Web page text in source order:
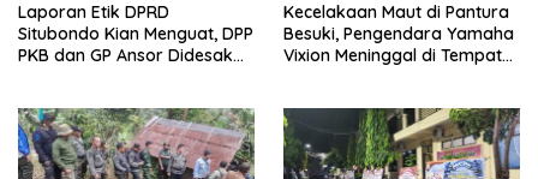
Laporan Etik DPRD
Situbondo Kian Menguat, DPP
PKB dan GP Ansor Didesak
Kecelakaan Maut di Pantura
Besuki, Pengendara Yamaha
Vixion Meninggal di Tempat